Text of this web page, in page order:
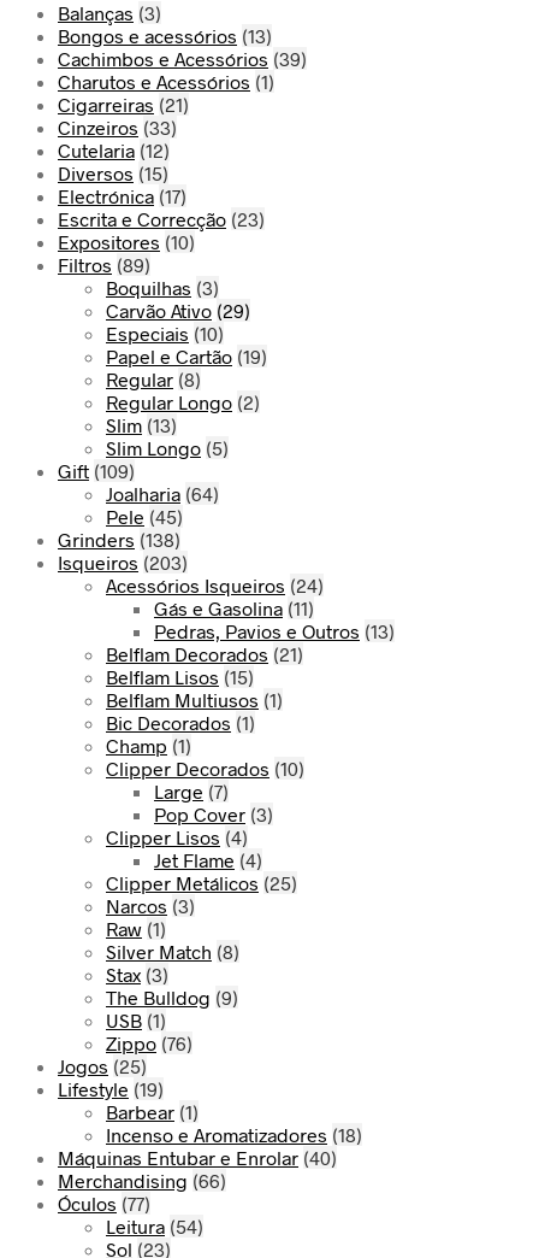
Balanças (3)
Bongos e acessórios (13)
Cachimbos e Acessórios (39)
Charutos e Acessórios (1)
Cigarreiras (21)
Cinzeiros (33)
Cutelaria (12)
Diversos (15)
Electrónica (17)
Escrita e Correcção (23)
Expositores (10)
Filtros (89)
Boquilhas (3)
Carvão Ativo (29)
Especiais (10)
Papel e Cartão (19)
Regular (8)
Regular Longo (2)
Slim (13)
Slim Longo (5)
Gift (109)
Joalharia (64)
Pele (45)
Grinders (138)
Isqueiros (203)
Acessórios Isqueiros (24)
Gás e Gasolina (11)
Pedras, Pavios e Outros (13)
Belflam Decorados (21)
Belflam Lisos (15)
Belflam Multiusos (1)
Bic Decorados (1)
Champ (1)
Clipper Decorados (10)
Large (7)
Pop Cover (3)
Clipper Lisos (4)
Jet Flame (4)
Clipper Metálicos (25)
Narcos (3)
Raw (1)
Silver Match (8)
Stax (3)
The Bulldog (9)
USB (1)
Zippo (76)
Jogos (25)
Lifestyle (19)
Barbear (1)
Incenso e Aromatizadores (18)
Máquinas Entubar e Enrolar (40)
Merchandising (66)
Óculos (77)
Leitura (54)
Sol (23)